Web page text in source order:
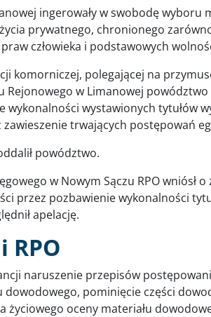
ingerowały w swobodę wyboru
prywatnego, chronionego
człowieka i podstawowych
komorniczej, polegającej na
Rejonowego w Limanowej
wykonalności wystawionych tytułów
trwających postępowań
powództwo.
w Nowym Sączu RPO wniósł
przez pozbawienie wykonalności
apelację.
RPO
naruszenie przepisów
pominięcie części
życiowego oceny materiału